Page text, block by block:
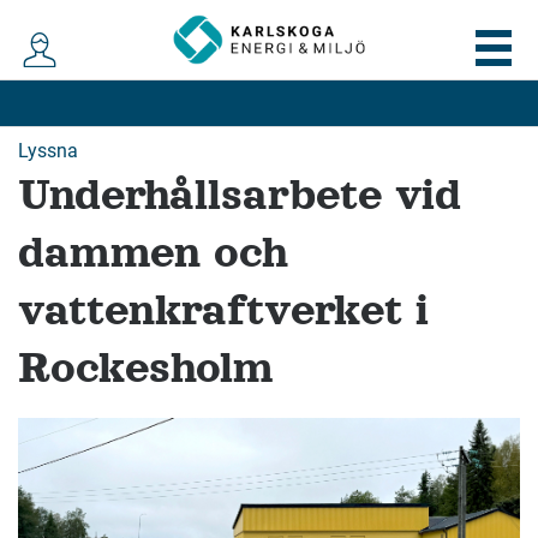
Lyssna
Underhållsarbete vid
dammen och
vattenkraftverket i
Rockesholm